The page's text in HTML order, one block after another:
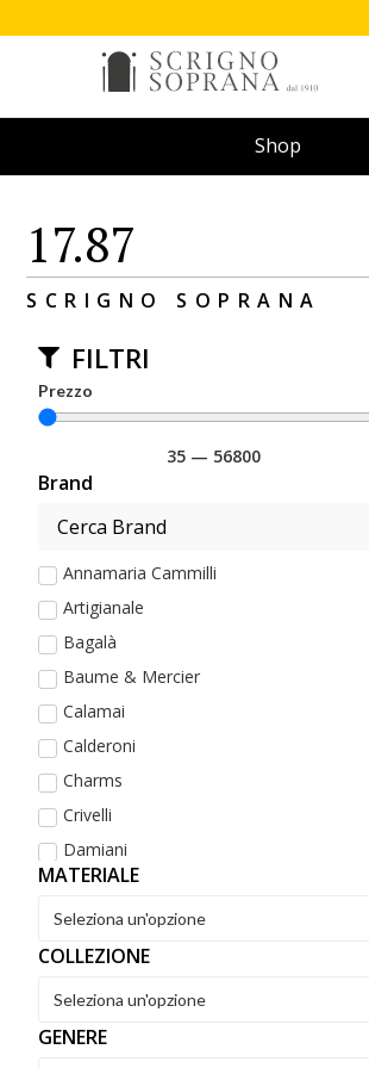
Shop
17.87
SCRIGNO SOPRANA
FILTRI
Prezzo
35 — 56800
Brand
Annamaria Cammilli
Artigianale
Bagalà
Baume & Mercier
Calamai
Calderoni
Charms
Crivelli
Damiani
De Maria
Dezulian Gioielli
Dodo
MATERIALE
Seleziona un'opzione
COLLEZIONE
Seleziona un'opzione
GENERE